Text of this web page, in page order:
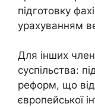
підготовку
урахуванням
Для інших
суспільства:
реформ, що
європейської